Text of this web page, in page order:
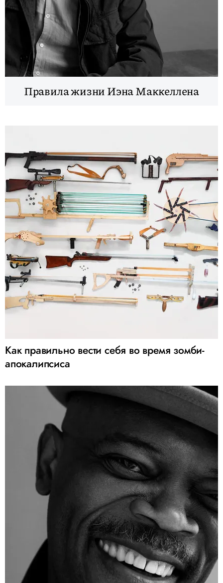
Правила жизни Иэна Маккеллена
Как правильно вести себя во время зомби-
апокалипсиса